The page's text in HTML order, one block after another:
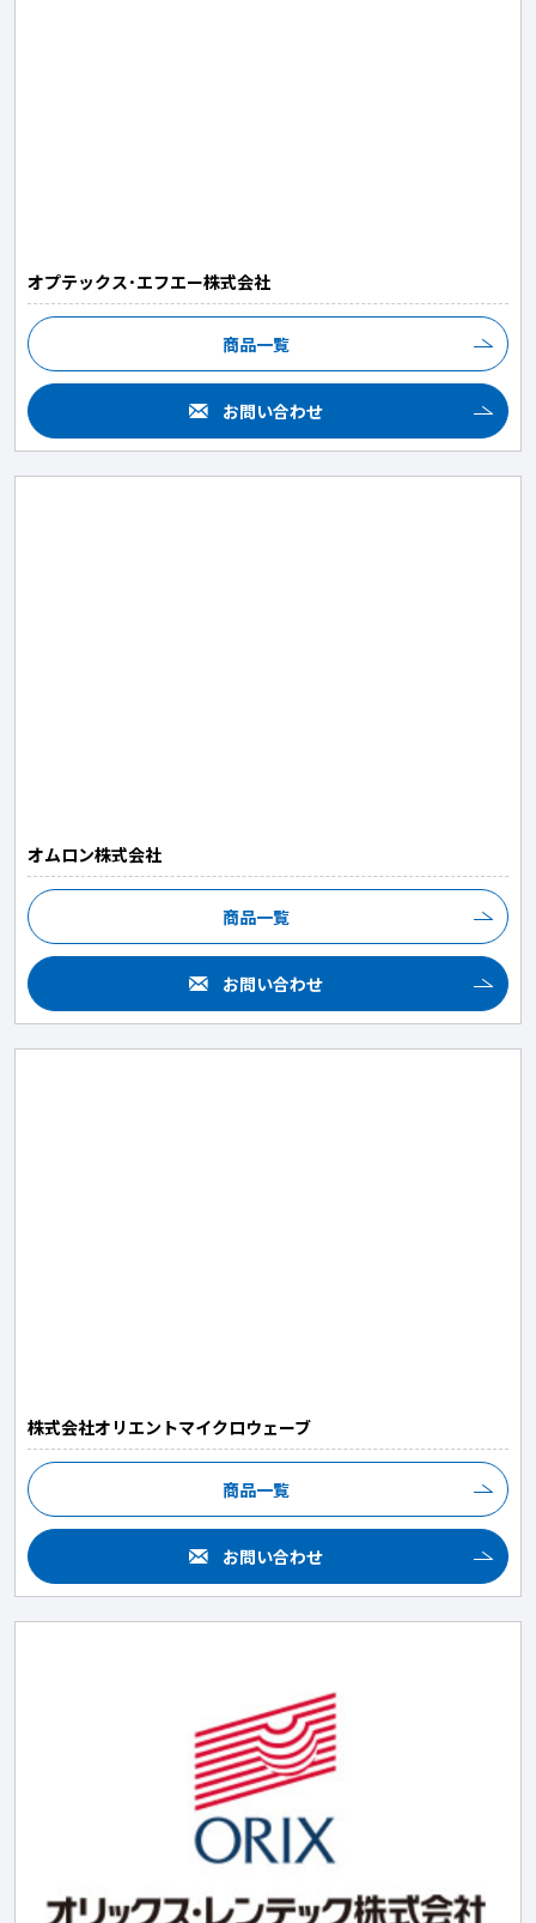
オプテックス･エフエー株式会社
商品一覧
お問い合わせ
オムロン株式会社
商品一覧
お問い合わせ
株式会社オリエントマイクロウェーブ
商品一覧
お問い合わせ